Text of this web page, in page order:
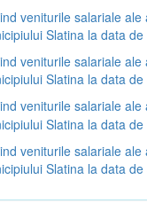
veniturile salariale
Slatina la data
veniturile salariale
Slatina la data
veniturile salariale
Slatina la data
veniturile salariale
Slatina la data